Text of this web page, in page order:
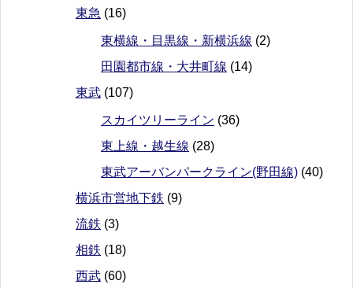
東急 (16)
東横線・目黒線・新横浜線 (2)
田園都市線・大井町線 (14)
東武 (107)
スカイツリーライン (36)
東上線・越生線 (28)
東武アーバンパークライン(野田線) (40)
横浜市営地下鉄 (9)
流鉄 (3)
相鉄 (18)
西武 (60)